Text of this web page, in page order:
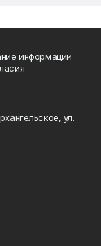
информации
ул.